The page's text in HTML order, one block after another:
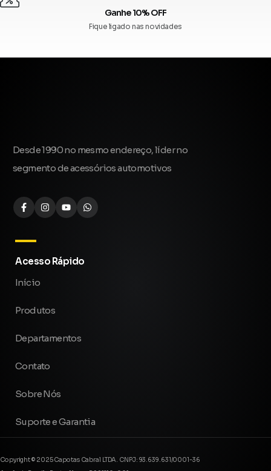
Até 10x sem juros
Confira as bandeiras aceitas
Desde 1990 no mesmo endereço, líder no
segmento de acessórios automotivos
Acesso Rápido
Início
Produtos
Departamentos
Contato
Sobre Nós
Suporte e Garantia
Copyright © 2025 Capotas Cabral LTDA. CNPJ: 93.639.631/0001-36